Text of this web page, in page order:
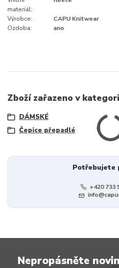
materiál:
Výrobce:
CAPU Knitwear
Ozdoba:
ano
Zboží zařazeno v
DÁMSKÉ
Čepice přepadlé
Potřebujete
+420 733
Nepropásněte